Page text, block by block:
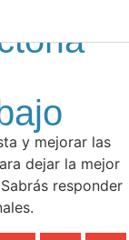
y mejorar las
dejar la mejor
responder